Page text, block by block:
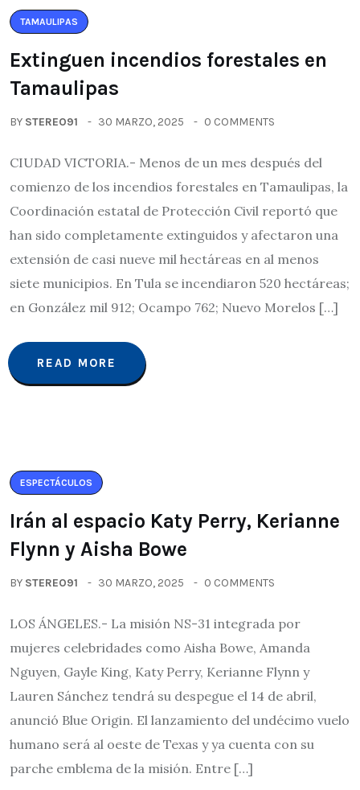
TAMAULIPAS
Extinguen incendios forestales en
Tamaulipas
BY STEREO91 30 MARZO, 2025 0 COMMENTS
CIUDAD VICTORIA.- Menos de un mes después del
comienzo de los incendios forestales en Tamaulipas, la
Coordinación estatal de Protección Civil reportó que
han sido completamente extinguidos y afectaron una
extensión de casi nueve mil hectáreas en al menos
siete municipios. En Tula se incendiaron 520 hectáreas;
en González mil 912; Ocampo 762; Nuevo Morelos […]
READ MORE
ESPECTÁCULOS
Irán al espacio Katy Perry, Kerianne
Flynn y Aisha Bowe
BY STEREO91 30 MARZO, 2025 0 COMMENTS
LOS ÁNGELES.- La misión NS-31 integrada por
mujeres celebridades como Aisha Bowe, Amanda
Nguyen, Gayle King, Katy Perry, Kerianne Flynn y
Lauren Sánchez tendrá su despegue el 14 de abril,
anunció Blue Origin. El lanzamiento del undécimo vuelo
humano será al oeste de Texas y ya cuenta con su
parche emblema de la misión. Entre […]